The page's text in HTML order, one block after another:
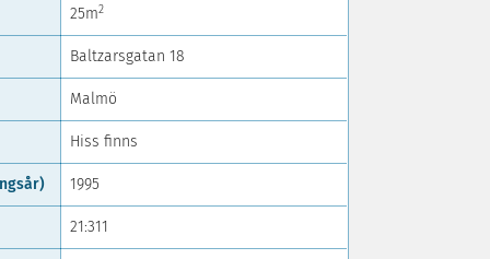
25m2
Baltzarsgatan 18
Malmö
Hiss finns
1995
21:311